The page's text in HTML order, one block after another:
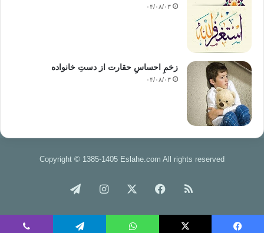
۰۴/۰۸/۰۳
زخمِ احساسِ حقارت از دستِ خانواده
۰۴/۰۸/۰۳
Copyright © 1385-1405 Eslahe.com All rights reserved
خوراک فیس
بوک
اینستاگرام